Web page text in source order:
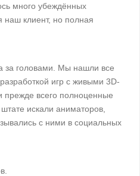
много убеждённых
клиент, но полная
за головами. Мы нашли все
игр с живыми 3D-
прежде всего полноценные
искали аниматоров,
с ними в социальных